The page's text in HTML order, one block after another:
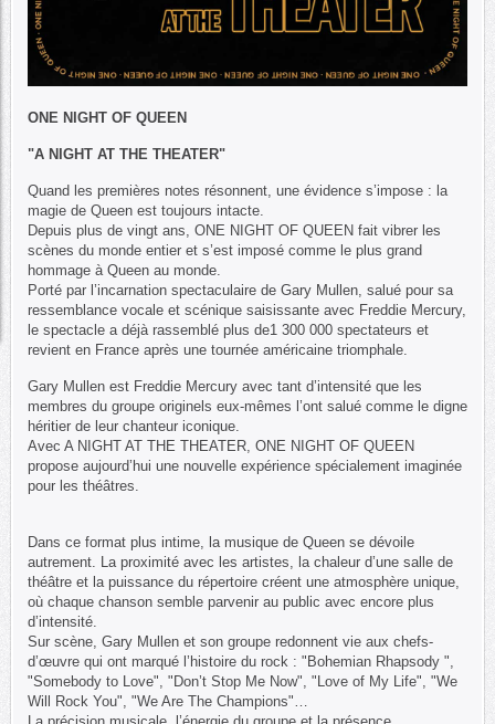
ONE NIGHT OF QUEEN
"A NIGHT AT THE THEATER"
Quand les premières notes résonnent, une évidence s’impose : la
magie de Queen est toujours intacte.
Depuis plus de vingt ans, ONE NIGHT OF QUEEN fait vibrer les
scènes du monde entier et s’est imposé comme le plus grand
hommage à Queen au monde.
Porté par l’incarnation spectaculaire de Gary Mullen, salué pour sa
ressemblance vocale et scénique saisissante avec Freddie Mercury,
le spectacle a déjà rassemblé plus de1 300 000 spectateurs et
revient en France après une tournée américaine triomphale.
Gary Mullen est Freddie Mercury avec tant d’intensité que les
membres du groupe originels eux-mêmes l’ont salué comme le digne
héritier de leur chanteur iconique.
Avec A NIGHT AT THE THEATER, ONE NIGHT OF QUEEN
propose aujourd’hui une nouvelle expérience spécialement imaginée
pour les théâtres.
Dans ce format plus intime, la musique de Queen se dévoile
autrement. La proximité avec les artistes, la chaleur d’une salle de
théâtre et la puissance du répertoire créent une atmosphère unique,
où chaque chanson semble parvenir au public avec encore plus
d’intensité.
Sur scène, Gary Mullen et son groupe redonnent vie aux chefs-
d’œuvre qui ont marqué l’histoire du rock : "Bohemian Rhapsody ",
"Somebody to Love", "Don’t Stop Me Now", "Love of My Life", "We
Will Rock You", "We Are The Champions"…